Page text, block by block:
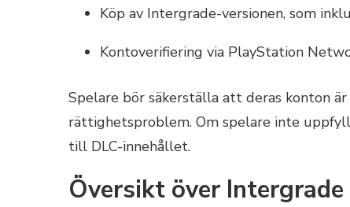
Köp av Intergrade-versionen, som
Kontoverifiering via PlayStation
Spelare bör säkerställa att deras konton
rättighetsproblem. Om spelare inte
till DLC-innehållet.
Översikt över